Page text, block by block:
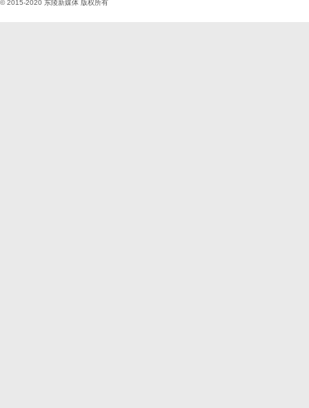
© 2015-2020 东陵新媒体 版权所有